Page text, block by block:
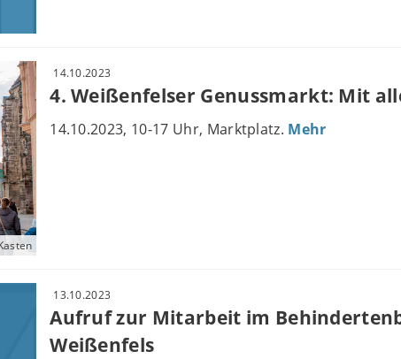
14.10.2023
4. Weißenfelser Genussmarkt: Mit
14.10.2023, 10-17 Uhr, Marktplatz. Mehr
13.10.2023
Aufruf zur Mitarbeit im
Weißenfels